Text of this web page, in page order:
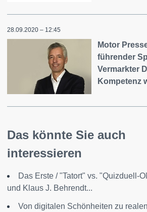
28.09.2020 – 12:45
Motor
führender
Vermarkter
Kompetenz
Das könnte Sie auch
interessieren
Das Erste / "Tatort" vs. "Quizduell-
und Klaus J. Behrendt...
Von digitalen Schönheiten zu